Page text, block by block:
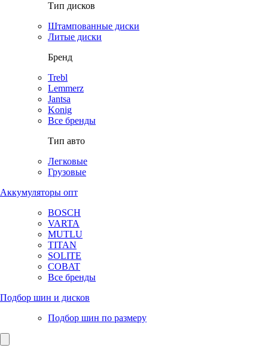
Тип дисков
Штампованные диски
Литые диски
Бренд
Trebl
Lemmerz
Jantsa
Konig
Все бренды
Тип авто
Легковые
Грузовые
Аккумуляторы опт
BOSCH
VARTA
MUTLU
TITAN
SOLITE
COBAT
Все бренды
Подбор шин и дисков
Подбор шин по размеру